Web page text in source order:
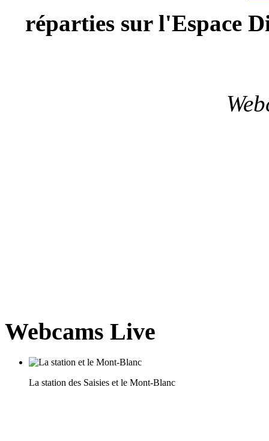
réparties sur l'Espace
Webcams Live
La station des Saisies et le Mont-Blanc